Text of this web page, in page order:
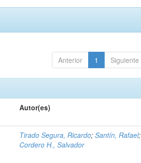
Anterior 1 Siguiente
Autor(es)
Tirado Segura, Ricardo;Santín, Rafael;
Cordero H., Salvador